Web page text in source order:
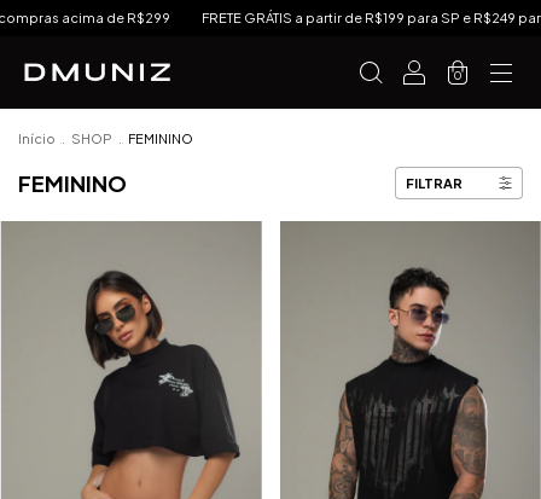
de R$299 FRETE GRÁTIS a partir de R$199 para SP e R$249 para Sul e
0
Início SHOP FEMININO
FEMININO FILTRAR